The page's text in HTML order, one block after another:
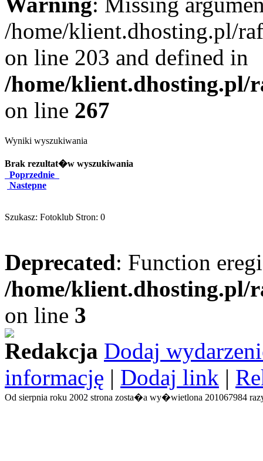
/home/klient.dhosting.pl/
on line 203 and defined in
/home/klient.dhosting.pl/
on line 267
Wyniki wyszukiwania
Brak rezultat�w wyszukiwania
Poprzednie
Nastepne
Szukasz: Fotoklub Stron: 0
Deprecated: Function
/home/
on line 3
Redakcja Dodaj
informację | Dodaj link |
Od sierpnia roku 2002 strona zosta�a wy�wietlona 201067984